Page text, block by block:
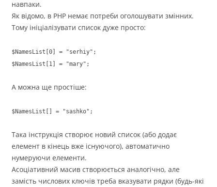
o
k с
я
навпаки.
Як відомо, в PHP немає потреби оголошувати змінних.
Тому ініціалізувати список дуже просто:
$NamesList[0] = "serhiy";
$NamesList[1] = "mary";
А можна ще простіше:
$NamesList[] = "sashko";
Така інструкція створює новий список (або додає
елемент в кінець вже існуючого), автоматично
нумеруючи елементи.
Асоціативний масив створюється аналогічно, але
замість числових ключів треба вказувати рядки (будь-які